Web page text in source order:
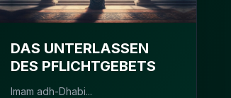
DAS UNTERLASSEN
DES PFLICHTGEBETS
Imam adh-Dhabi...